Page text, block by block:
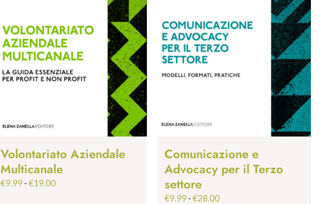
Volontariato Aziendale
Multicanale
€9.99-€19.00Fascia
Comunicazione e
Advocacy per il Terzo
settore
€9.99-€28.00Fascia